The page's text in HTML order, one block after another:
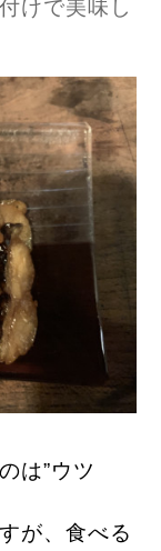
けで美味し
は”ウツ
が、食べる